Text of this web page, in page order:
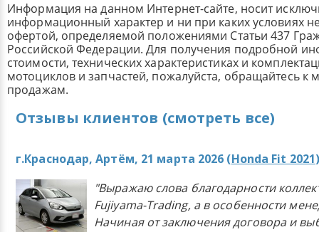
Информация на данном Интернет-сайте, носит
информационный характер и ни при каких условиях
офертой, определяемой положениями Статьи 437
Российской Федерации. Для получения подробной
стоимости, технических характеристиках и
мотоциклов и запчастей, пожалуйста, обращайтесь к
продажам.
Отзывы клиентов (смотреть все)
г.Краснодар, Артём, 21 марта 2026 (Honda Fit 2021
"Выражаю слова благодарности
Fujiyama-Trading, а в особенности
Начиная от заключения договора и